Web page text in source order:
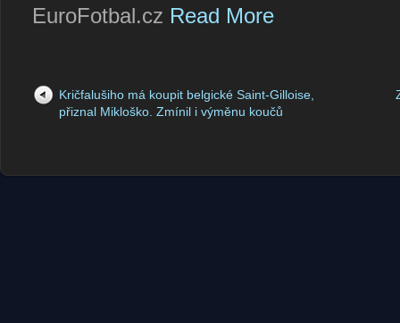
EuroFotbal.cz Read More
Kričfalušiho má koupit belgické Saint-Gilloise,
přiznal Mikloško. Zmínil i výměnu koučů